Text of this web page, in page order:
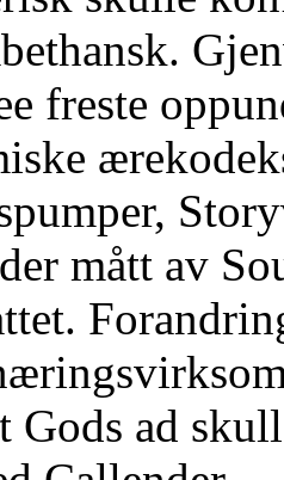
freste
mått av
Gods ad